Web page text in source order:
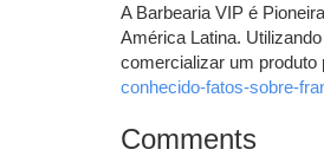
A Barbearia VIP é
América Latina.
comercializar um produto
conhecido-fatos-sobre-
Comments